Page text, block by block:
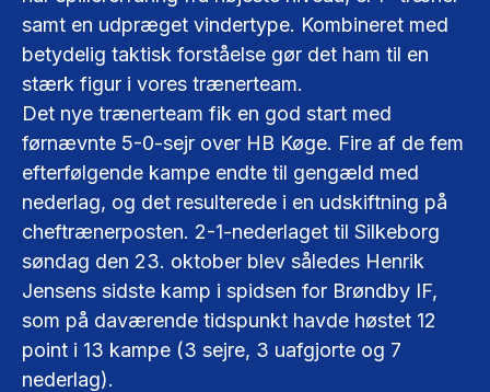
samt en udpræget vindertype. Kombineret med
betydelig taktisk forståelse gør det ham til en
stærk figur i vores trænerteam.
Det nye trænerteam fik en god start med
førnævnte 5-0-sejr over HB Køge. Fire af de fem
efterfølgende kampe endte til gengæld med
nederlag, og det resulterede i en udskiftning på
cheftrænerposten. 2-1-nederlaget til Silkeborg
søndag den 23. oktober blev således Henrik
Jensens sidste kamp i spidsen for Brøndby IF,
som på daværende tidspunkt havde høstet 12
point i 13 kampe (3 sejre, 3 uafgjorte og 7
nederlag).